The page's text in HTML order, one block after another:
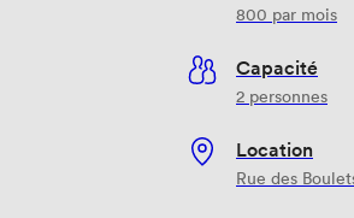
800 par mois
Capacité
2 personnes
Location
Rue des